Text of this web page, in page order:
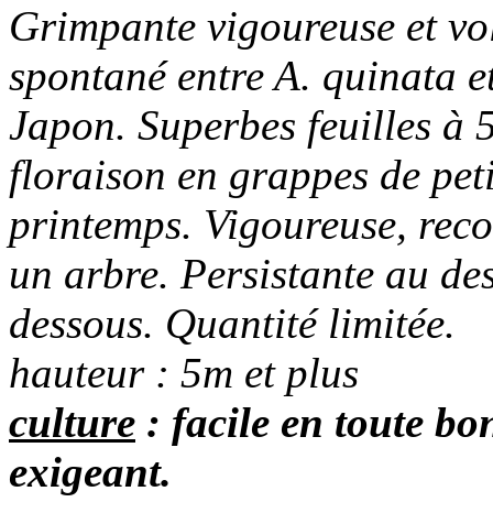
Grimpante vigoureuse et
spontané entre A. quinata
Japon. Superbes feuilles à
floraison en grappes de
printemps. Vigoureuse,
un arbre. Persistante au
dessous. Quantité limitée.
hauteur : 5m et plus
culture : facile en toute
exigeant.